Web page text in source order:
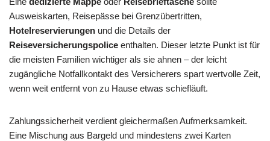
Ausweiskarten, Reisepässe bei Grenzübertritten,
Hotelreservierungen und die Details der
Reiseversicherungspolice enthalten. Dieser letzte Punkt ist für
die meisten Familien wichtiger als sie ahnen – der leicht
zugängliche Notfallkontakt des Versicherers spart wertvolle Zeit,
wenn weit entfernt von zu Hause etwas schiefläuft.
Zahlungssicherheit verdient gleichermaßen Aufmerksamkeit.
Eine Mischung aus Bargeld und mindestens zwei Karten